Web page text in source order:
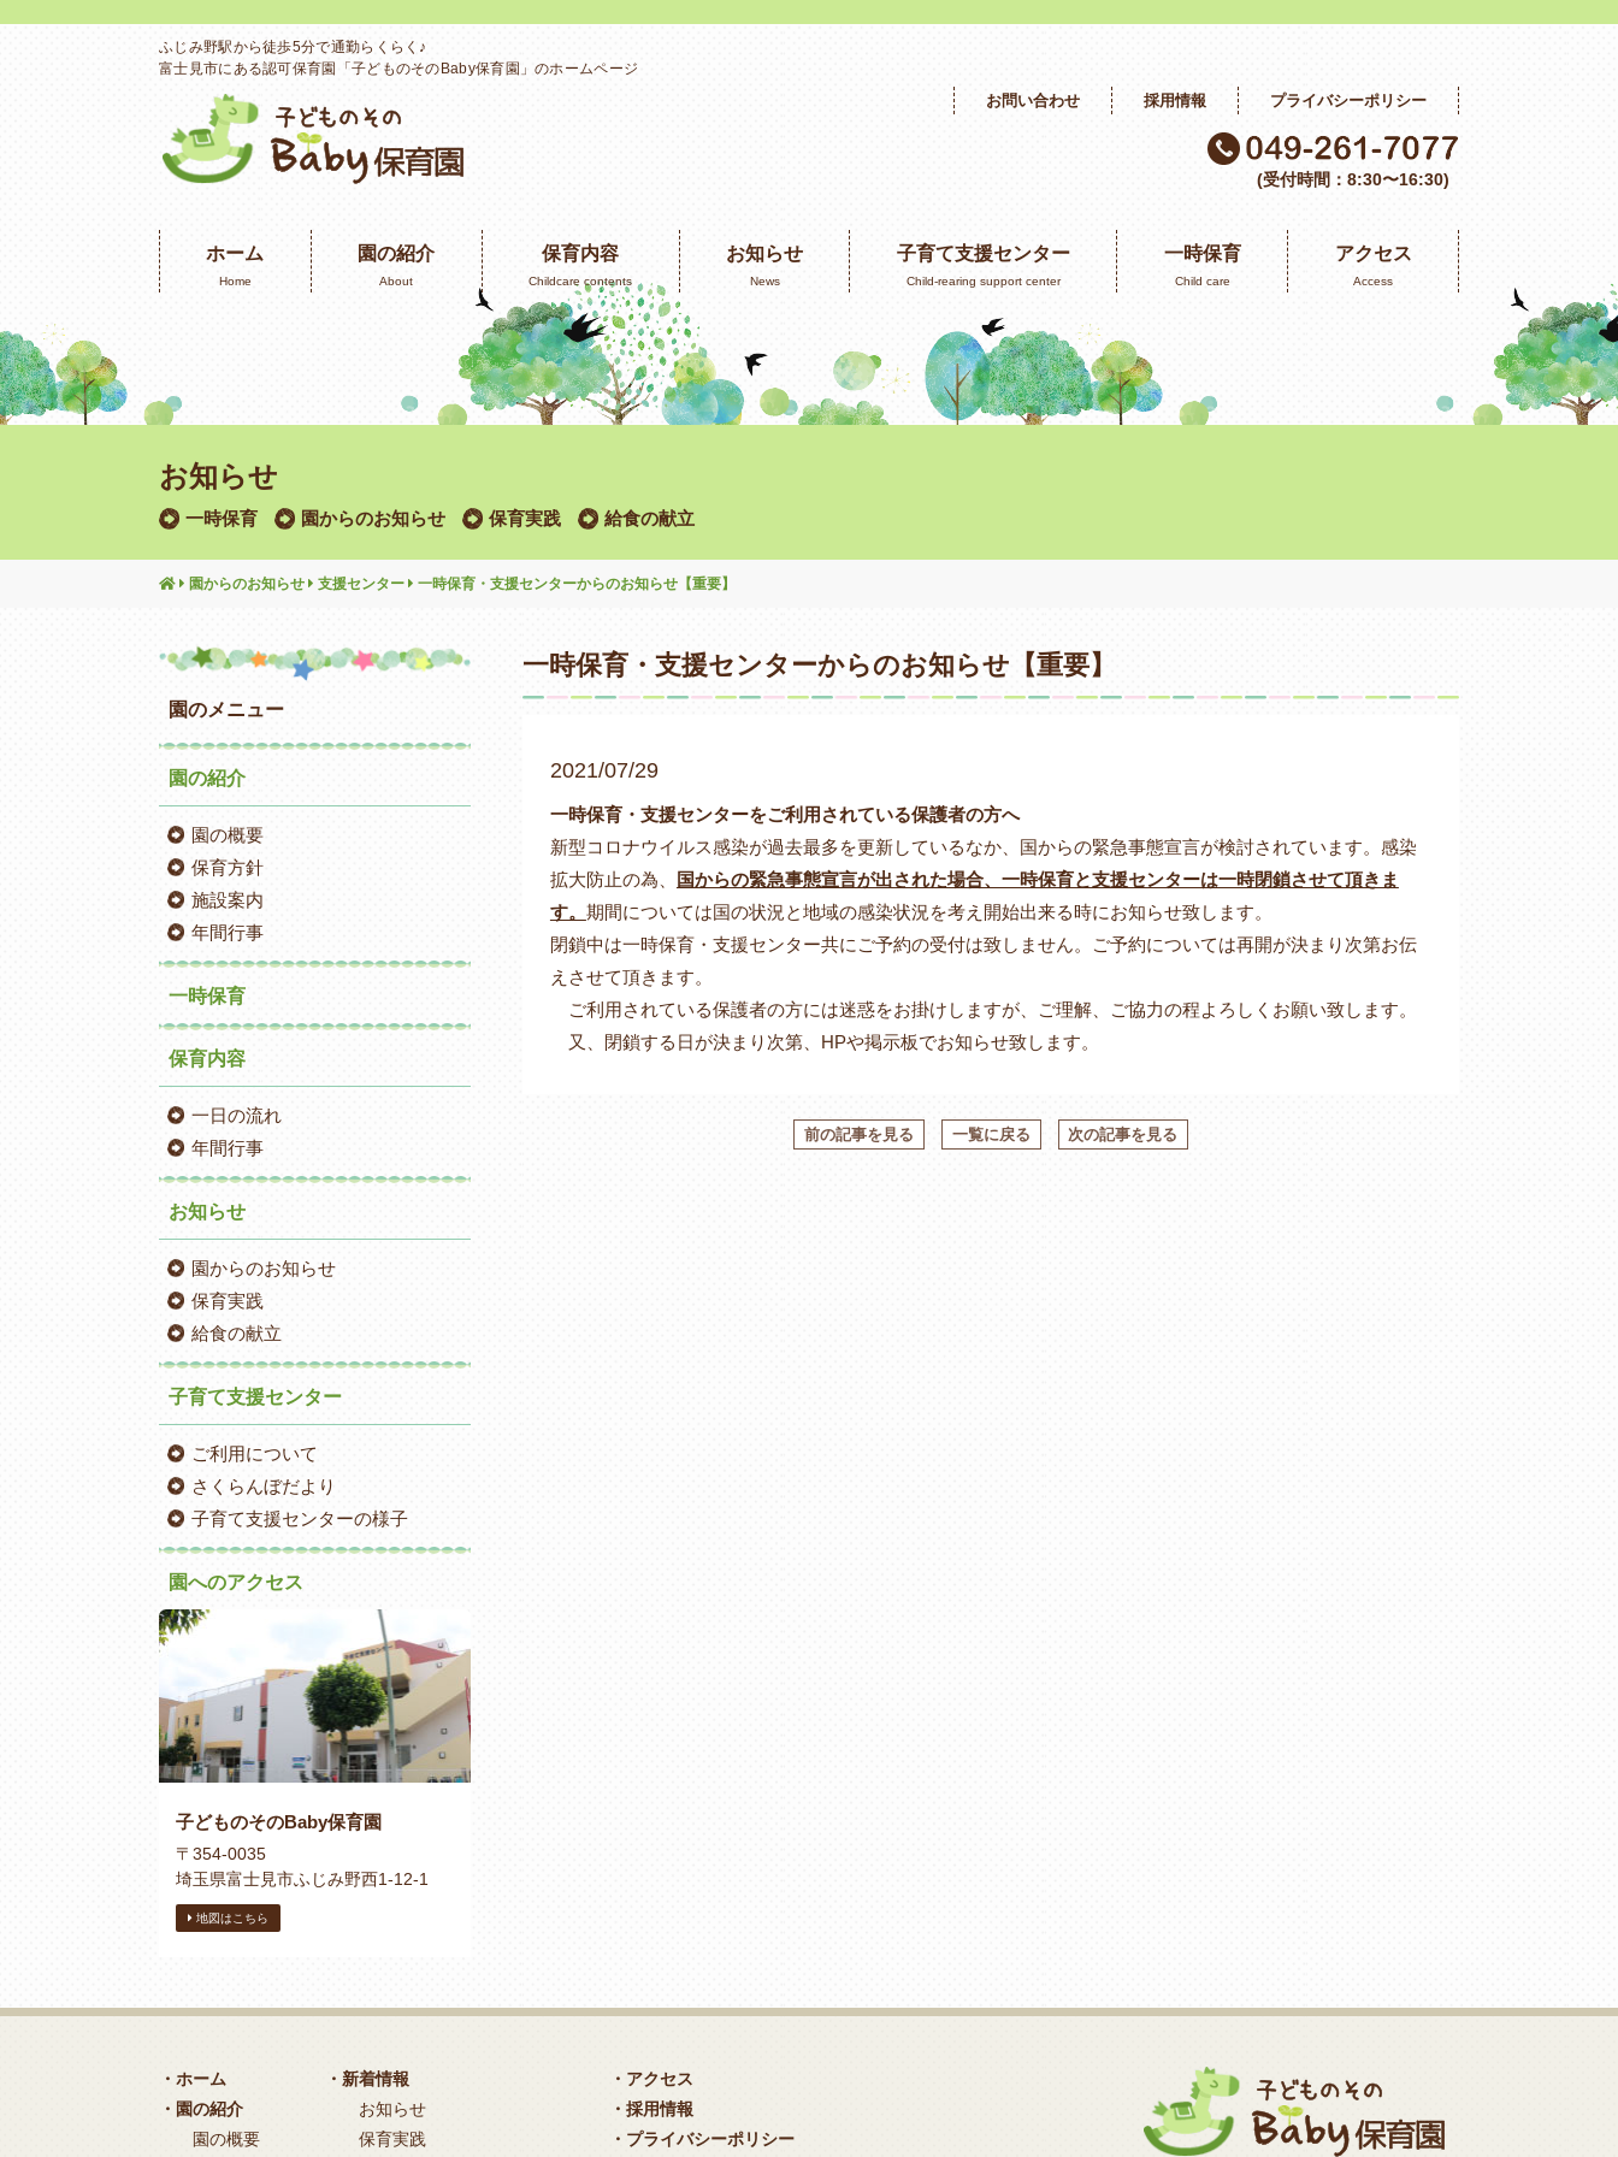
ふじみ野駅から徒歩5分で通勤らくらく♪
富士見市にある認可保育園「子どものそのBaby保育園」のホームページ
お問い合わせ 採用情報 プライバシーポリシー
(受付時間：8:30〜16:30)
ホーム
Home
園の紹介
About
保育内容
Childcare contents
お知らせ
News
子育て支援センター
Child-rearing support center
一時保育
Child care
アクセス
Access
お知らせ
一時保育 園からのお知らせ 保育実践 給食の献立
園からのお知らせ 支援センター 一時保育・支援センターからのお知らせ【重要】
一時保育・支援センターからのお知らせ【重要】
2021/07/29
一時保育・支援センターをご利用されている保護者の方へ
新型コロナウイルス感染が過去最多を更新しているなか、国からの緊急事態宣言が検討されています。感染
拡大防止の為、
国からの緊急事態宣言が出された場合、一時保育と支援センターは一時閉鎖させて頂きま
す。 期間については国の状況と地域の感染状況を考え開始出来る時にお知らせ致します。
閉鎖中は一時保育・支援センター共にご予約の受付は致しません。ご予約については再開が決まり次第お伝
えさせて頂きます。
ご利用されている保護者の方には迷惑をお掛けしますが、ご理解、ご協力の程よろしくお願い致します。
又、閉鎖する日が決まり次第、HPや掲示板でお知らせ致します。
前の記事を見る 一覧に戻る 次の記事を見る
園のメニュー
園の紹介
園の概要
保育方針
施設案内
年間行事
一時保育
保育内容
一日の流れ
年間行事
お知らせ
園からのお知らせ
保育実践
給食の献立
子育て支援センター
ご利用について
さくらんぼだより
子育て支援センターの様子
園へのアクセス
子どものそのBaby保育園
〒354-0035
埼玉県富士見市ふじみ野西1-12-1
地図はこちら
・ホーム
・園の紹介
園の概要
・新着情報
お知らせ
保育実践
・アクセス
・採用情報
・プライバシーポリシー